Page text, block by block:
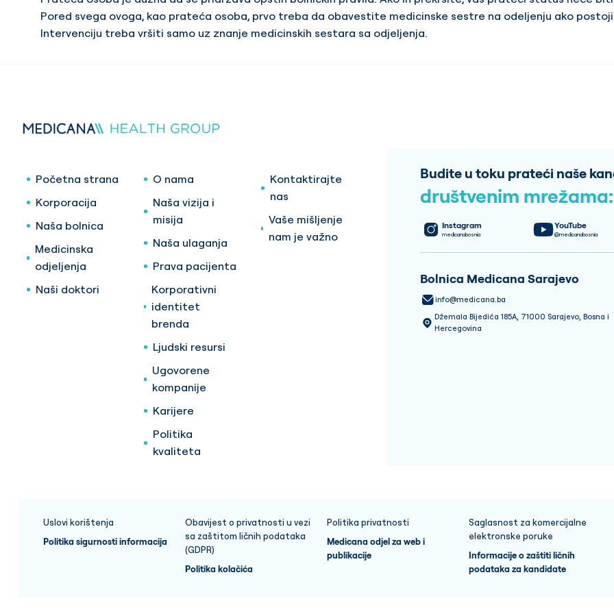
Pored svega ovoga, kao prateća osoba, prvo treba da obavestite medicinske sestre na odeljenju ako
Intervenciju treba vršiti samo uz znanje medicinskih sestara sa odjeljenja.
Početna strana
Korporacija
Naša bolnica
Medicinska
odjeljenja
Naši doktori
O nama
Naša vizija i
misija
Naša ulaganja
Prava pacijenta
Korporativni
identitet
brenda
Ljudski resursi
Ugovorene
kompanije
Karijere
Politika
kvaliteta
Kontaktirajte
nas
Vaše mišljenje
nam je važno
Budite u toku prateći naše
društvenim mrežama:
Instagram
medicanabosnia
YouTube
@medicanabosnia
Bolnica Medicana Sarajevo
info@medicana.ba
Džemala Bijedića 185A, 71000 Sarajevo, Bosna i
Hercegovina
Uslovi korištenja
Politika sigurnosti informacija
Obavijest o privatnosti u vezi
sa zaštitom ličnih podataka
(GDPR)
Politika kolačića
Politika privatnosti
Medicana odjel za web i
publikacije
Saglasnost za komercijalne
elektronske poruke
Informacije o zaštiti ličnih
podataka za kandidate